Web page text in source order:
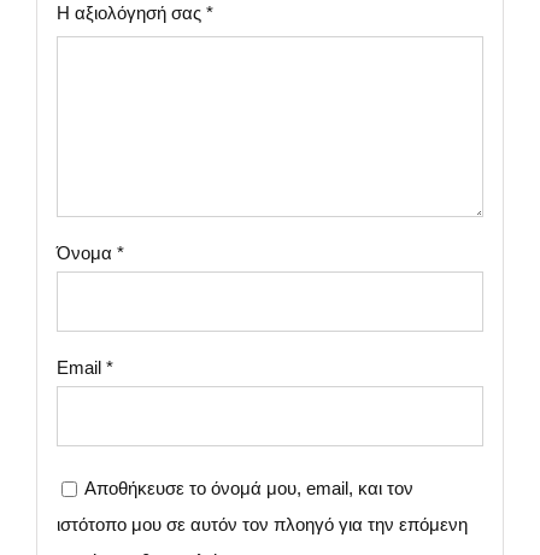
Η αξιολόγησή σας *
Όνομα *
Email *
Αποθήκευσε το όνομά μου, email, και τον
ιστότοπο μου σε αυτόν τον πλοηγό για την επόμενη